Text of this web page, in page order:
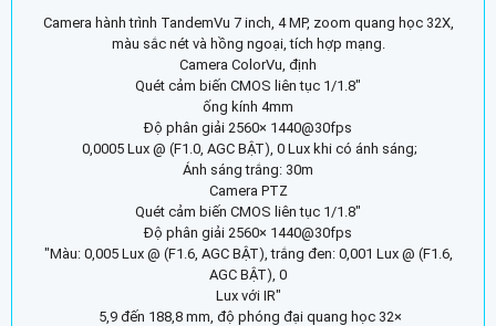
Camera hành trình TandemVu 7 inch, 4 MP, zoom quang học 32X,
màu sắc nét và hồng ngoại, tích hợp mạng.
Camera ColorVu, định
Quét cảm biến CMOS liên tục 1/1.8"
ống kính 4mm
Độ phân giải 2560× 1440@30fps
0,0005 Lux @ (F1.0, AGC BẬT), 0 Lux khi có ánh sáng;
Ánh sáng trắng: 30m
Camera PTZ
Quét cảm biến CMOS liên tục 1/1.8"
Độ phân giải 2560× 1440@30fps
"Màu: 0,005 Lux @ (F1.6, AGC BẬT), trắng đen: 0,001 Lux @ (F1.6,
AGC BẬT), 0
Lux với IR"
5,9 đến 188,8 mm, độ phóng đại quang học 32×